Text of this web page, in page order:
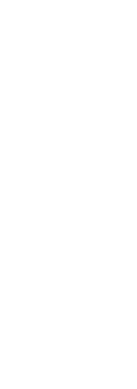
aos favoritos
aos favoritos